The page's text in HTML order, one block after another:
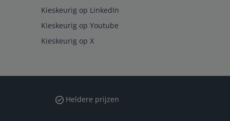
Kieskeurig op LinkedIn
Kieskeurig op Youtube
Kieskeurig op X
Heldere prijzen